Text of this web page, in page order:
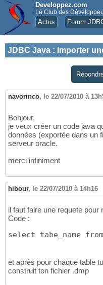
Developpez.com
Le Club des
Actus Forum
JDBC Java : Importer
navorinco, le 22/07/2010 à
Bonjour,
je veux créer un code java
données (exportée dans un
serveur oracle.
merci infiniment
hibour, le 22/07/2010 à 14h16
il faut faire une requete
Code :
select tabe_name
et après pour chaque table
construit ton fichier .dmp